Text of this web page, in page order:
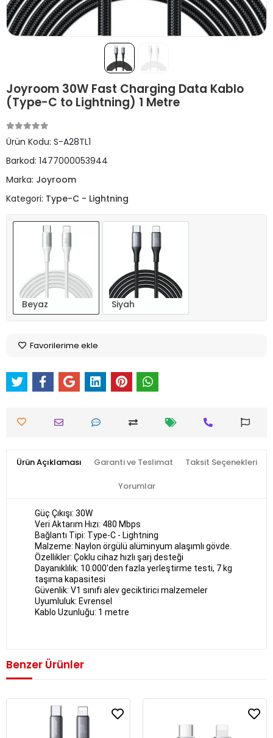
Joyroom 30W Fast Charging Data Kablo
(Type-C to Lightning) 1 Metre
Ürün Kodu: S-A28TL1
Barkod: 1477000053944
Marka: Joyroom
Kategori: Type-C - Lightning
Beyaz Siyah
Favorilerime ekle
Ürün Açıklaması Garanti ve Teslimat Taksit Seçenekleri
Yorumlar
Güç Çıkışı: 30W
Veri Aktarım Hızı: 480 Mbps
Bağlantı Tipi: Type-C - Lightning
Malzeme: Naylon örgülü alüminyum alaşımlı gövde.
Özellikler: Çoklu cihaz hızlı şarj desteği
Dayanıklılık: 10.000'den fazla yerleştirme testi, 7 kg
taşıma kapasitesi
Güvenlik: V1 sınıfı alev geciktirici malzemeler
Uyumluluk: Evrensel
Kablo Uzunluğu: 1 metre
Benzer Ürünler